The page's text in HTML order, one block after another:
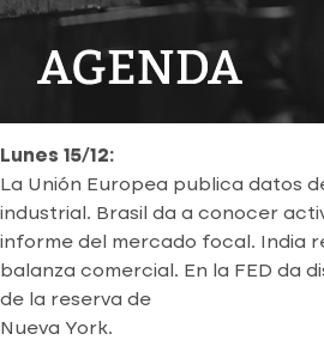
Lunes 15/12:
La Unión Europea publica datos
industrial. Brasil da a conocer
informe del mercado focal. India
balanza comercial. En la FED da
de la reserva de
Nueva York.